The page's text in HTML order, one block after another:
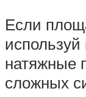
Если
натяжные
сложных